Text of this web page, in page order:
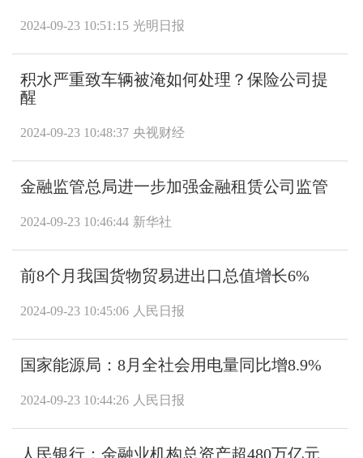
2024-09-23 10:51:15 光明日报
积水严重致车辆被淹如何处理？保险公司提
醒
2024-09-23 10:48:37 央视财经
金融监管总局进一步加强金融租赁公司监管
2024-09-23 10:46:44 新华社
前8个月我国货物贸易进出口总值增长6%
2024-09-23 10:45:06 人民日报
国家能源局：8月全社会用电量同比增8.9%
2024-09-23 10:44:26 人民日报
人民银行：金融业机构总资产超480万亿元